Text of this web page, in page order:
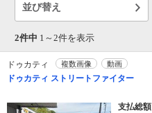
並び替え
2件中 1～ 2件を表示
ドゥカティ 複数画像 動画
ドゥカティ ストリートファイター
支払総額